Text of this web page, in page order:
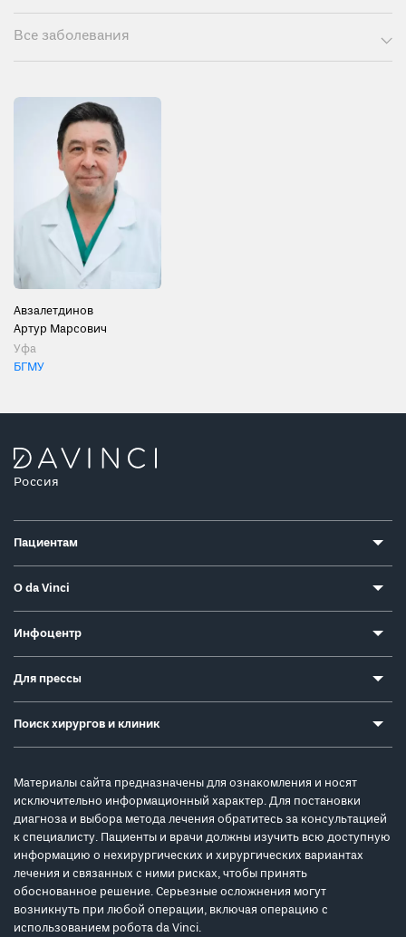
Все заболевания
Авзалетдинов
Артур Марсович
Уфа
БГМУ
Россия
Пациентам
О da Vinci
Инфоцентр
Для прессы
Поиск хирургов и клиник
Материалы сайта предназначены для ознакомления и носят
исключительно информационный характер. Для постановки
диагноза и выбора метода лечения обратитесь за консультацией
к специалисту. Пациенты и врачи должны изучить всю доступную
информацию о нехирургических и хирургических вариантах
лечения и связанных с ними рисках, чтобы принять
обоснованное решение. Серьезные осложнения могут
возникнуть при любой операции, включая операцию с
использованием робота da Vinci.